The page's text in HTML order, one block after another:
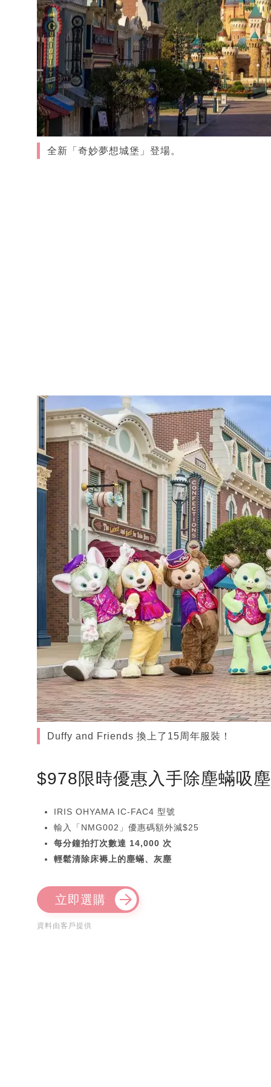
全新「奇妙夢想城堡」登場。
Duffy and Friends 換上了15周年服裝！
$978限時優惠入手除塵蟎吸
IRIS OHYAMA IC-FAC4 型號
輸入「NMG002」優惠碼額外減$25
每分鐘拍打次數達 14,000 次
輕鬆清除床褥上的塵蟎、灰塵
立即選購
資料由客戶提供